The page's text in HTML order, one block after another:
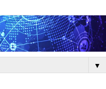
▼